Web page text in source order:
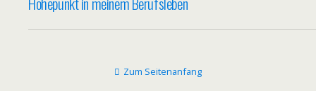
Zum Seitenanfang